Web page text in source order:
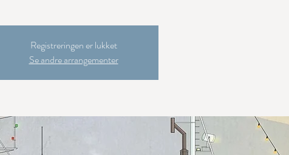
Registreringen er lukket
Se andre arrangementer